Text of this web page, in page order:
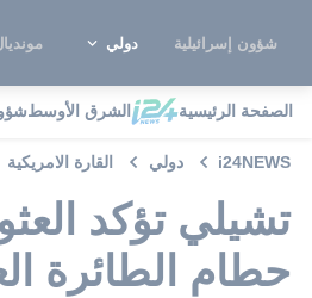
شؤون إسرائيلية دولي مونديال
الصفحة الرئيسية الشرق الأوسط
i24NEWS دولي القارة الامريكية
تشيلي تؤكد
حطام الطائرة